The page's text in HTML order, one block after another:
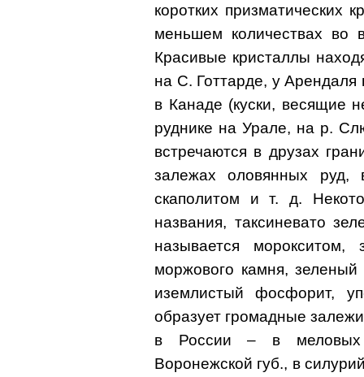
коротких призматических
меньшем количествах во
Красивые кристаллы
на С. Готтарде, у
в Канаде (куски, весящие
руднике на Урале, на р.
встречаются в друзах
залежах оловянных руд,
скаполитом и т. д.
названия, таксиневато
называется морокситом,
моржового камня,
иземлистый фосфорит,
образует громадные
в России – в меловых
Воронежской губ., в